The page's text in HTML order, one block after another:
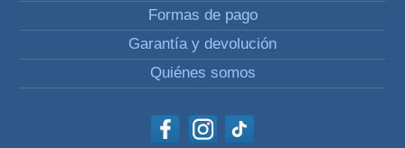
Formas de pago
Garantía y devolución
Quiénes somos